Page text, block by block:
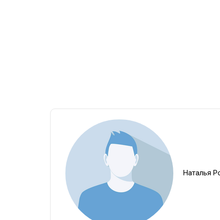
Наталья